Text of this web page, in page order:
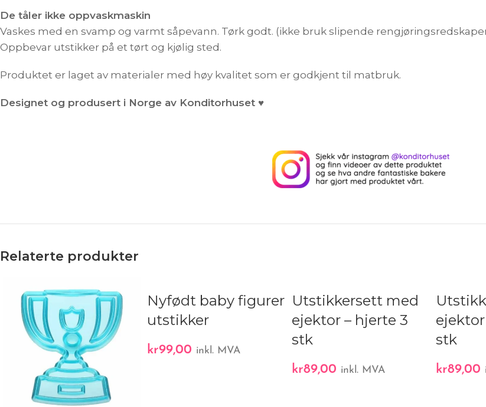
De tåler ikke oppvaskmaskin
Vaskes med en svamp og varmt såpevann. Tørk godt. (ikke bruk slipende
Oppbevar utstikker på et tørt og kjølig sted.
Produktet er laget av materialer med høy kvalitet som er godkjent til matbruk.
Designet og produsert i Norge av Konditorhuset ♥
Relaterte produkter
Nyfødt baby figurer
utstikker
kr99,00 inkl. MVA
Utstikkersett med
ejektor – hjerte 3
stk
kr89,00 inkl. MVA
stk
kr89,00